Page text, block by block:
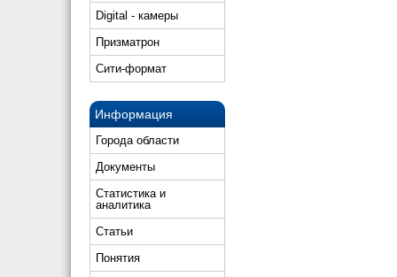
Digital - камеры
Призматрон
Сити-формат
Информация
Города области
Документы
Статистика и
аналитика
Статьи
Понятия